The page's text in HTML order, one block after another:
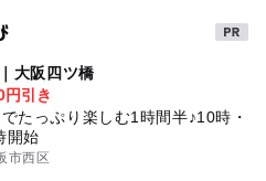
大阪四ツ橋
引き
たっぷり楽しむ1時間半♪10時・
開始
市西区